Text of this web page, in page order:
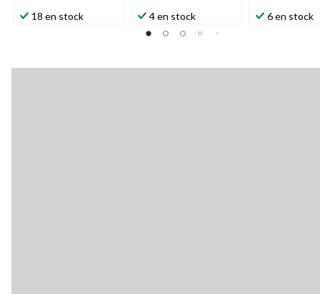
18 en stock 4 en stock 6 en stock